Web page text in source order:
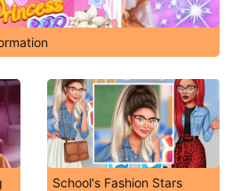
School's Fashion Stars